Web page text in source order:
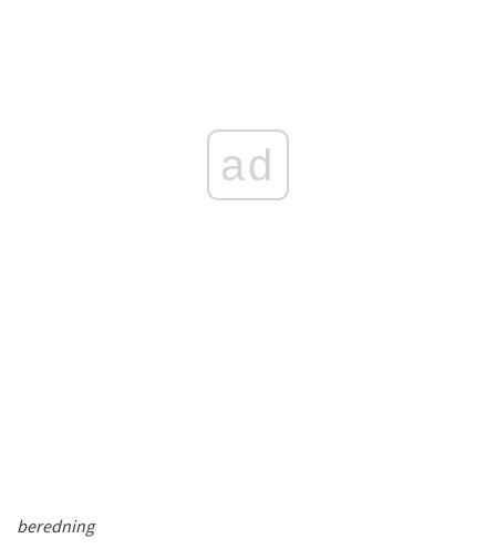
ad
beredning